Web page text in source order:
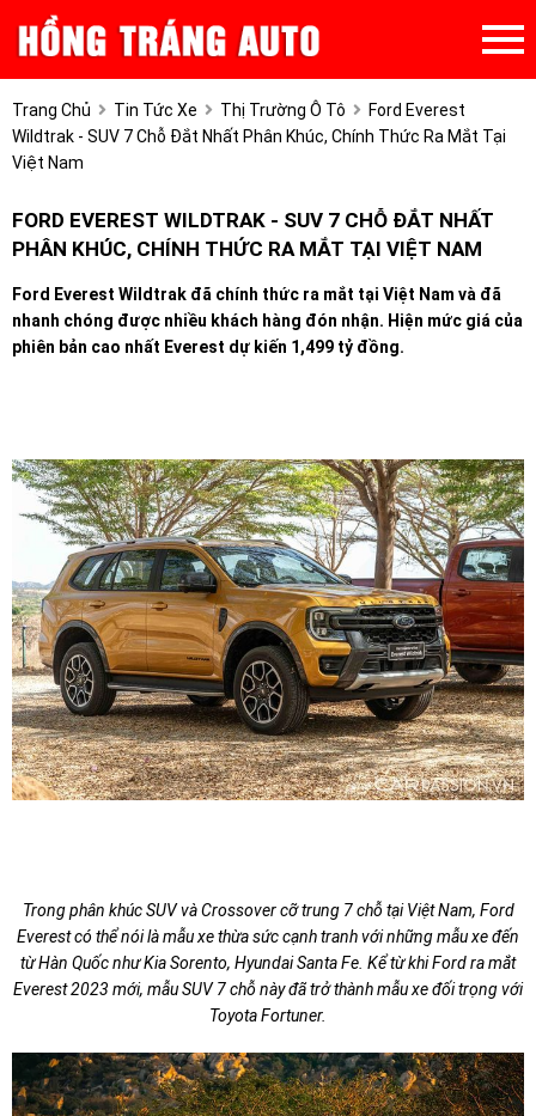
Trang Chủ Tin Tức Xe Thị Trường Ô Tô
Ford Everest
Wildtrak - SUV 7 Chỗ Đắt Nhất Phân Khúc, Chính Thức Ra Mắt Tại
Việt Nam
FORD EVEREST WILDTRAK - SUV 7 CHỖ ĐẮT NHẤT
PHÂN KHÚC, CHÍNH THỨC RA MẮT TẠI VIỆT NAM
Ford Everest Wildtrak đã chính thức ra mắt tại Việt Nam và đã
nhanh chóng được nhiều khách hàng đón nhận. Hiện mức giá của
phiên bản cao nhất Everest dự kiến 1,499 tỷ đồng.
Trong phân khúc SUV và Crossover cỡ trung 7 chỗ tại Việt Nam, Ford
Everest có thể nói là mẫu xe thừa sức cạnh tranh với những mẫu xe đến
từ Hàn Quốc như Kia Sorento, Hyundai Santa Fe. Kể từ khi Ford ra mắt
Everest 2023 mới, mẫu SUV 7 chỗ này đã trở thành mẫu xe đối trọng với
Toyota Fortuner.